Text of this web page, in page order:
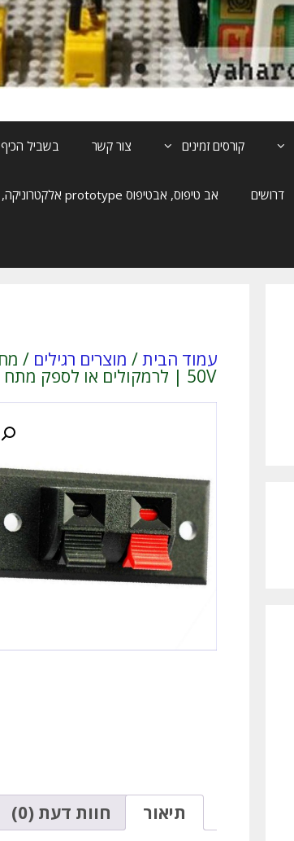
קורסים זמינים צור קשר בשביל הכיף
דרושים אב טיפוס, אבטיפוס prototype אלקטרוניקה, בקרה, בקר, תאורה, מנוע, הנעה
עמוד הבית/ מוצרים רגילים
50V | לרמקולים או לספק מתח
תיאור חוות דעת (0)